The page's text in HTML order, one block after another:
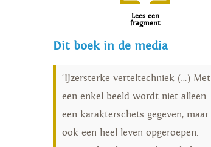
Lees een
fragment
Dit boek in de media
‘IJzersterke verteltechniek (…) Met
een enkel beeld wordt niet alleen
een karakterschets gegeven, maar
ook een heel leven opgeroepen.